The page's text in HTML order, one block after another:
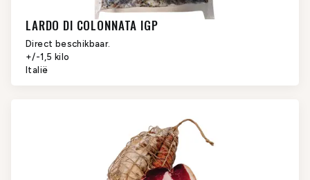
LARDO DI COLONNATA IGP
Direct beschikbaar.
+/-1,5 kilo
Italië